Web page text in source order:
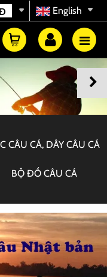
English
CÂU CÁ, DÂY CÂU CÁ
BỘ ĐỒ CÂU CÁ